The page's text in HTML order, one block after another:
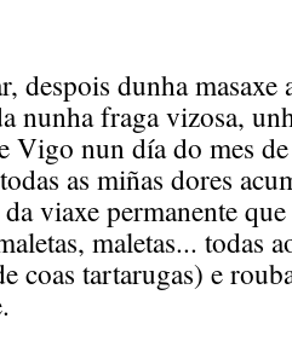
despois dunha masaxe
nunha fraga vizosa,
Vigo nun día do mes
as miñas dores
viaxe permanente que
maletas... todas
coas tartarugas) e